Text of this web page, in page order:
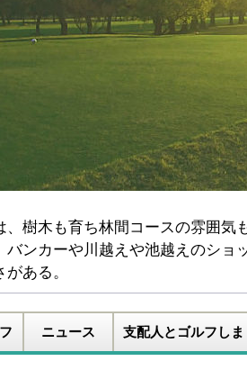
、樹木も育ち林間コースの雰囲気
バンカーや川越えや池越えのショ
ある。
ニュース 支配人とゴルフしま